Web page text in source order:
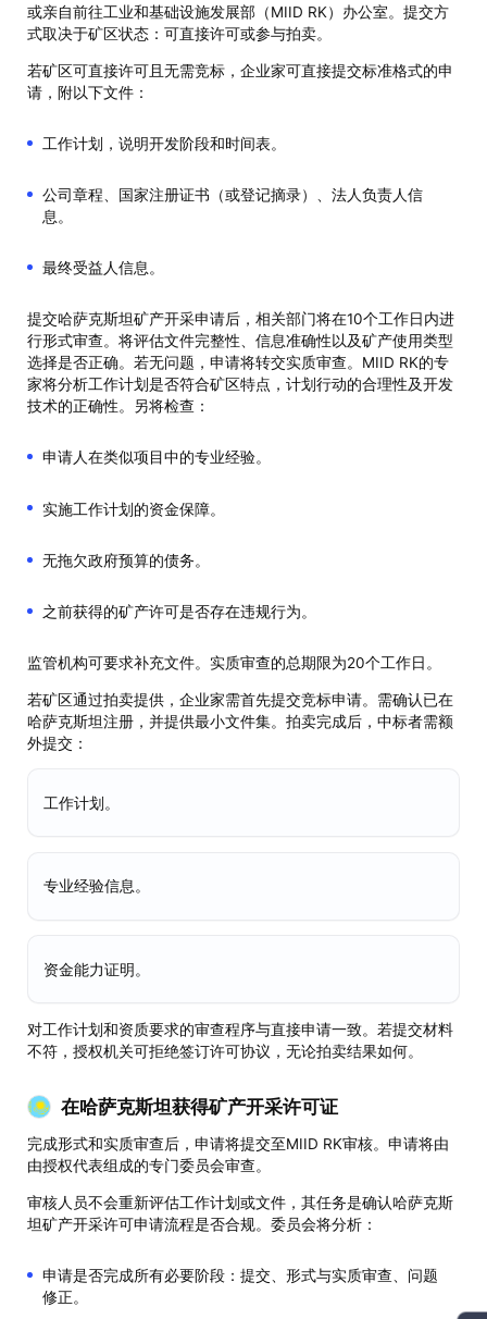
或亲自前往工业和基础设施发展部（MIID RK）办公室。提交方
式取决于矿区状态：可直接许可或参与拍卖。
若矿区可直接许可且无需竞标，企业家可直接提交标准格式的申
请，附以下文件：
工作计划，说明开发阶段和时间表。
公司章程、国家注册证书（或登记摘录）、法人负责人信
息。
最终受益人信息。
提交哈萨克斯坦矿产开采申请后，相关部门将在10个工作日内进
行形式审查。将评估文件完整性、信息准确性以及矿产使用类型
选择是否正确。若无问题，申请将转交实质审查。MIID RK的专
家将分析工作计划是否符合矿区特点，计划行动的合理性及开发
技术的正确性。另将检查：
申请人在类似项目中的专业经验。
实施工作计划的资金保障。
无拖欠政府预算的债务。
之前获得的矿产许可是否存在违规行为。
监管机构可要求补充文件。实质审查的总期限为20个工作日。
若矿区通过拍卖提供，企业家需首先提交竞标申请。需确认已在
哈萨克斯坦注册，并提供最小文件集。拍卖完成后，中标者需额
外提交：
工作计划。
专业经验信息。
资金能力证明。
对工作计划和资质要求的审查程序与直接申请一致。若提交材料
不符，授权机关可拒绝签订许可协议，无论拍卖结果如何。
在哈萨克斯坦获得矿产开采许可证
完成形式和实质审查后，申请将提交至MIID RK审核。申请将由
由授权代表组成的专门委员会审查。
审核人员不会重新评估工作计划或文件，其任务是确认哈萨克斯
坦矿产开采许可申请流程是否合规。委员会将分析：
申请是否完成所有必要阶段：提交、形式与实质审查、问题
修正。